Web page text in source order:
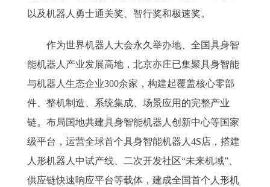
以及机器人勇士通关奖、智行奖和极速奖。
作为世界机器人大会永久举办地、全国具身智
能机器人产业发展高地，北京亦庄已集聚具身智能
与机器人生态企业300余家，构建起覆盖核心零部
件、整机制造、系统集成、场景应用的完整产业
链。布局国地共建具身智能机器人创新中心等国家
级平台，运营全球首个具身智能机器人4S店，搭建
人形机器人中试产线、二次开发社区“未来机域”、
供应链快速响应平台等载体，建成全国首个人形机